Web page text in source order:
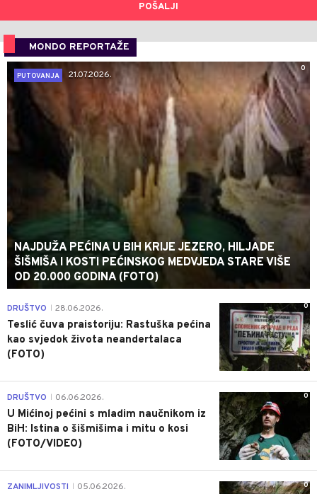
POŠALJI
MONDO REPORTAŽE
0
PUTOVANJA
21.07.2026.
NAJDUŽA PEĆINA U BIH KRIJE JEZERO, HILJADE
ŠIŠMIŠA I KOSTI PEĆINSKOG MEDVJEDA STARE VIŠE
OD 20.000 GODINA (FOTO)
0
DRUŠTVO 28.06.2026.
Teslić čuva praistoriju: Rastuška pećina
kao svjedok života neandertalaca
(FOTO)
0
DRUŠTVO 06.06.2026.
U Mićinoj pećini s mladim naučnikom iz
BiH: Istina o šišmišima i mitu o kosi
(FOTO/VIDEO)
0
ZANIMLJIVOSTI 05.06.2026.